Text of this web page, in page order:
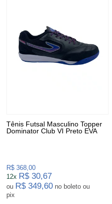
Tênis Futsal Masculino Topper
Dominator Club VI Preto EVA
R$ 368,00
12x R$ 30,67
ou R$ 349,60 no boleto ou
pix